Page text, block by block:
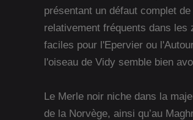
présentant un défaut complet
relativement fréquents dans
faciles pour l'Epervier ou
l'oiseau de Vidy semble bien
Le Merle noir niche dans la
de la Norvège, ainsi qu’au